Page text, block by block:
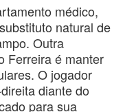
médico,
natural de
Outra
Ferreira é manter
O jogador
diante do
para sua